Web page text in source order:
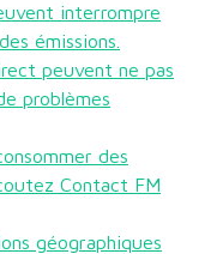
interrompre
émissions.
peuvent ne pas
problèmes
des
Contact FM
géographiques